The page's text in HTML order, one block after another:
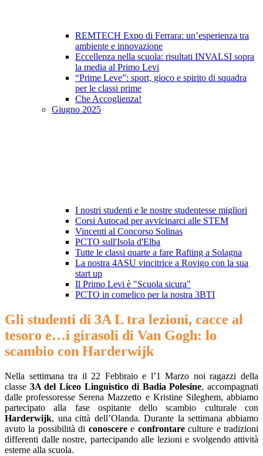
REMTECH Expo di Ferrara: un’esperienza tra
ambiente e innovazione
Eccellenza nella scuola: risultati INVALSI sopra
la media al Primo Levi
“Prime Leve”: sport, gioco e spirito di squadra
per le classi prime
Che Accoglienza!
Giugno 2025
I nostri studenti e le nostre studentesse migliori
Corsi Autocad per avvicinarci alle STEM
Vincenti al Concorso Solinas
PCTO sull'Isola d'Elba
Tutte le classi quarte a fare Rafting a Solagna
La nostra 4ASU vincitrice a Rovigo con la sua
start up
Il Primo Levi è "Scuola sicura"
PCTO in comelico per la nostra 3BTI
Gli studenti di 3A L tra lezioni, cacce al
tesoro e…i girasoli di Van Gogh: lo
scambio con Harderwijk
Nella settimana tra il 22 Febbraio e l’1 Marzo noi ragazzi della
classe 3A del Liceo Linguistico di Badia Polesine, accompagnati
dalle professoresse Serena Mazzetto e Kristine Sileghem, abbiamo
partecipato alla fase ospitante dello scambio culturale con
Harderwijk, una città dell’Olanda. Durante la settimana abbiamo
avuto la possibilità di conosceree confrontareculture e tradizioni
differenti dalle nostre, partecipando alle lezioni e svolgendo attività
esterne alla scuola.